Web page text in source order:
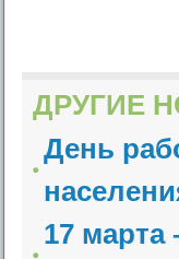
ДРУГИЕ
День
17 марта